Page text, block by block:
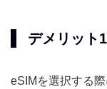
デメリット
eSIMを選択する